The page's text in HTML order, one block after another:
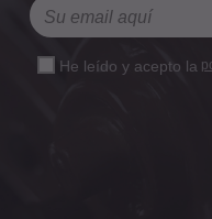
He leído y acepto la